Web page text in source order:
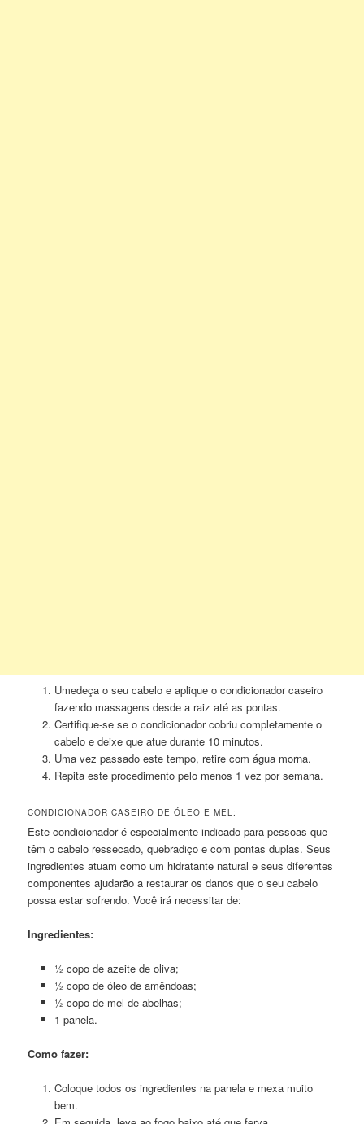
Umedeça o seu cabelo e aplique o condicionador caseiro
fazendo massagens desde a raiz até as pontas.
Certifique-se se o condicionador cobriu completamente o
cabelo e deixe que atue durante 10 minutos.
Uma vez passado este tempo, retire com água morna.
Repita este procedimento pelo menos 1 vez por semana.
CONDICIONADOR CASEIRO DE ÓLEO E MEL:
Este condicionador é especialmente indicado para pessoas que
têm o cabelo ressecado, quebradiço e com pontas duplas. Seus
ingredientes atuam como um hidratante natural e seus diferentes
componentes ajudarão a restaurar os danos que o seu cabelo
possa estar sofrendo. Você irá necessitar de:
Ingredientes:
½ copo de azeite de oliva;
½ copo de óleo de amêndoas;
½ copo de mel de abelhas;
1 panela.
Como fazer:
Coloque todos os ingredientes na panela e mexa muito
bem.